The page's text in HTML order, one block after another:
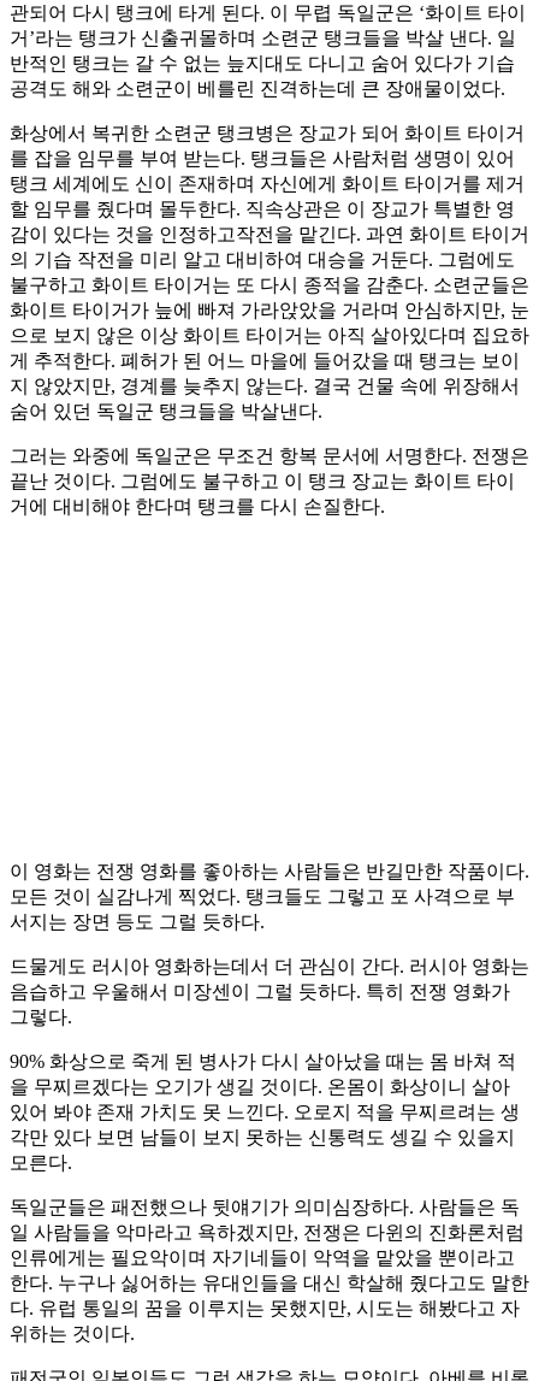
관되어 다시 탱크에 타게 된다. 이 무렵 독일군은 ‘화이트 타이
거’라는 탱크가 신출귀몰하며 소련군 탱크들을 박살 낸다. 일
반적인 탱크는 갈 수 없는 늪지대도 다니고 숨어 있다가 기습
공격도 해와 소련군이 베를린 진격하는데 큰 장애물이었다.
화상에서 복귀한 소련군 탱크병은 장교가 되어 화이트 타이거
를 잡을 임무를 부여 받는다. 탱크들은 사람처럼 생명이 있어
탱크 세계에도 신이 존재하며 자신에게 화이트 타이거를 제거
할 임무를 줬다며 몰두한다. 직속상관은 이 장교가 특별한 영
감이 있다는 것을 인정하고작전을 맡긴다. 과연 화이트 타이거
의 기습 작전을 미리 알고 대비하여 대승을 거둔다. 그럼에도
불구하고 화이트 타이거는 또 다시 종적을 감춘다. 소련군들은
화이트 타이거가 늪에 빠져 가라앉았을 거라며 안심하지만, 눈
으로 보지 않은 이상 화이트 타이거는 아직 살아있다며 집요하
게 추적한다. 폐허가 된 어느 마을에 들어갔을 때 탱크는 보이
지 않았지만, 경계를 늦추지 않는다. 결국 건물 속에 위장해서
숨어 있던 독일군 탱크들을 박살낸다.
그러는 와중에 독일군은 무조건 항복 문서에 서명한다. 전쟁은
끝난 것이다. 그럼에도 불구하고 이 탱크 장교는 화이트 타이
거에 대비해야 한다며 탱크를 다시 손질한다.
이 영화는 전쟁 영화를 좋아하는 사람들은 반길만한 작품이다.
모든 것이 실감나게 찍었다. 탱크들도 그렇고 포 사격으로 부
서지는 장면 등도 그럴 듯하다.
드물게도 러시아 영화하는데서 더 관심이 간다. 러시아 영화는
음습하고 우울해서 미장센이 그럴 듯하다. 특히 전쟁 영화가
그렇다.
90% 화상으로 죽게 된 병사가 다시 살아났을 때는 몸 바쳐 적
을 무찌르겠다는 오기가 생길 것이다. 온몸이 화상이니 살아
있어 봐야 존재 가치도 못 느낀다. 오로지 적을 무찌르려는 생
각만 있다 보면 남들이 보지 못하는 신통력도 셍길 수 있을지
모른다.
독일군들은 패전했으나 뒷얘기가 의미심장하다. 사람들은 독
일 사람들을 악마라고 욕하겠지만, 전쟁은 다윈의 진화론처럼
인류에게는 필요악이며 자기네들이 악역을 맡았을 뿐이라고
한다. 누구나 싫어하는 유대인들을 대신 학살해 줬다고도 말한
다. 유럽 통일의 꿈을 이루지는 못했지만, 시도는 해봤다고 자
위하는 것이다.